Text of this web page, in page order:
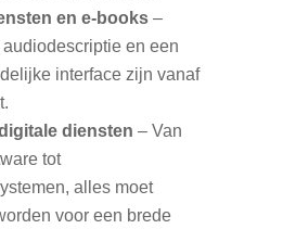
en e-books–
en een
interface zijn vanaf
diensten – Van
tot
alles moet
voor een brede